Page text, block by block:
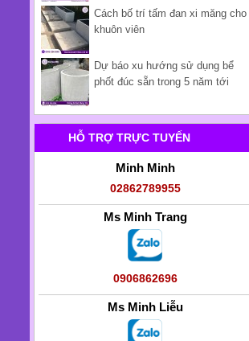
Cách bố trí tấm đan xi măng cho
khuôn viên
Dự báo xu hướng sử dụng bể
phốt đúc sẵn trong 5 năm tới
HỖ TRỢ TRỰC TUYẾN
Minh Minh
02862789955
Ms Minh Trang
0906862696
Ms Minh Liễu